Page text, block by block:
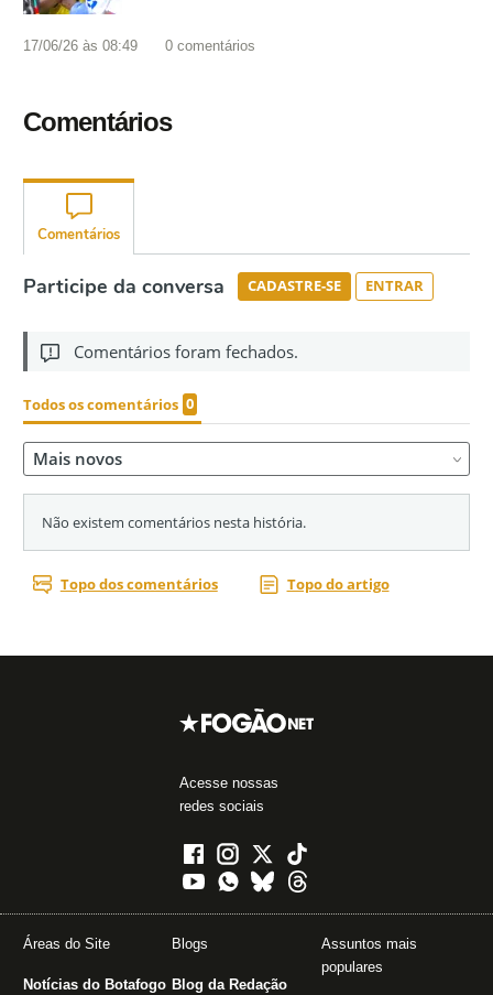
17/06/26 às 08:49 0 comentários
Comentários
Acesse nossas
redes sociais
Áreas do Site
Notícias do Botafogo
Blogs
Blog da Redação
Assuntos mais
populares